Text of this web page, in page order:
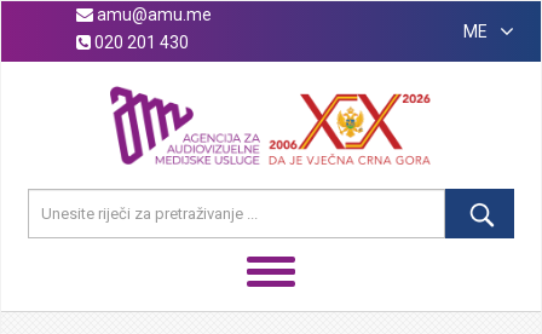
amu@amu.me
020 201 430
ME